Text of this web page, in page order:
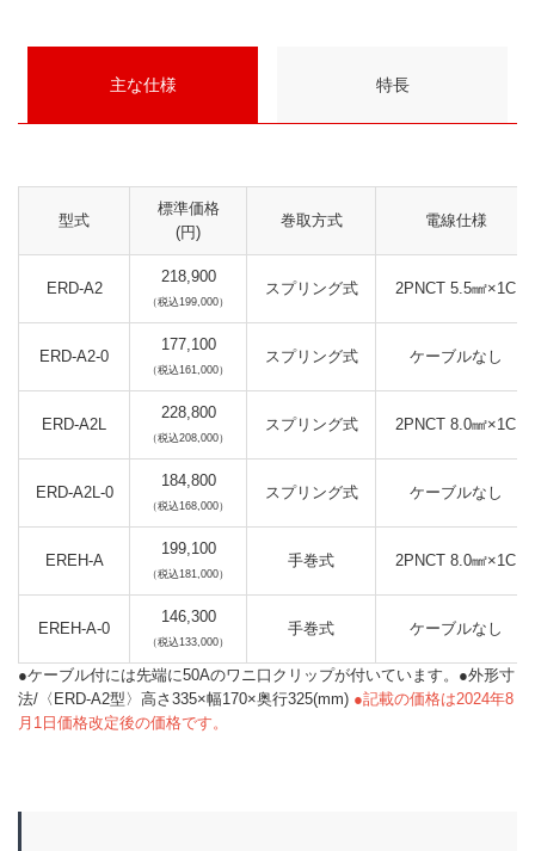
主な仕様 特長
型式
標準価格
(円)
巻取方式 電線仕様
ERD-A2
218,900
（税込199,000）
スプリング式 2PNCT 5.5㎟×1C
ERD-A2-0
177,100
（税込161,000）
スプリング式 ケーブルなし
ERD-A2L
228,800
（税込208,000）
スプリング式 2PNCT 8.0㎟×1C
ERD-A2L-0
184,800
（税込168,000）
スプリング式 ケーブルなし
EREH-A
199,100
（税込181,000）
手巻式 2PNCT 8.0㎟×1C
EREH-A-0
146,300
（税込133,000）
手巻式 ケーブルなし
●ケーブル付には先端に50Aのワニ口クリップが付いています。●外形寸
法/〈ERD-A2型〉高さ335×幅170×奥行325(mm) ●記載の価格は2024年8
月1日価格改定後の価格です。